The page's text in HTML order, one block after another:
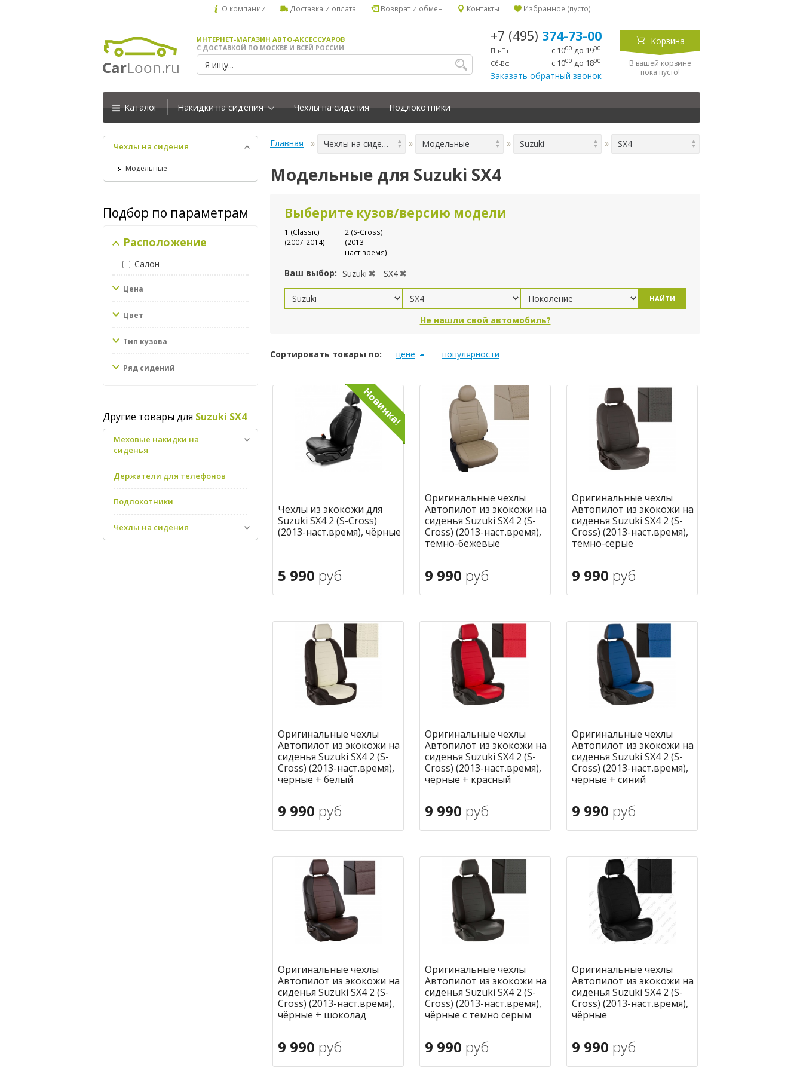
О компании Доставка и оплата Возврат и обмен Контакты Избранное (пусто)
ИНТЕРНЕТ-МАГАЗИН АВТО-АКСЕССУАРОВ
С ДОСТАВКОЙ ПО МОСКВЕ И ВСЕЙ РОССИИ
+7 (495) 374-73-00
Пн-Пт: с 1000 до 1900
Сб-Вс: с 1000 до 1800
Заказать обратный звонок
Корзина
В вашей корзине
пока пусто!
Каталог Накидки на сидения Чехлы на сидения Подлокотники
Чехлы на сидения
Модельные
Подбор по параметрам
Расположение
Салон
Цена
Цвет
Тип кузова
Ряд сидений
Другие товары для Suzuki SX4
Меховые накидки на
сиденья
Держатели для телефонов
Подлокотники
Чехлы на сидения
Главная Чехлы на сидения Модельные Suzuki SX4
Модельные для Suzuki SX4
Выберите кузов/версию модели
1 (Classic)
(2007-2014)
2 (S-Cross)
(2013-
наст.время)
Ваш выбор: Suzuki SX4
НАЙТИ
Не нашли свой автомобиль?
Сортировать товары по: цене популярности
Чехлы из экокожи для
Suzuki SX4 2 (S-Cross)
(2013-наст.время), чёрные
5 990 руб
В корзину
Оригинальные чехлы
Автопилот из экокожи на
сиденья Suzuki SX4 2 (S-
Cross) (2013-наст.время),
тёмно-бежевые
9 990 руб
В корзину
Оригинальные чехлы
Автопилот из экокожи на
сиденья Suzuki SX4 2 (S-
Cross) (2013-наст.время),
тёмно-серые
9 990 руб
В корзину
Оригинальные чехлы
Автопилот из экокожи на
сиденья Suzuki SX4 2 (S-
Cross) (2013-наст.время),
чёрные + белый
9 990 руб
Оригинальные чехлы
Автопилот из экокожи на
сиденья Suzuki SX4 2 (S-
Cross) (2013-наст.время),
чёрные + красный
9 990 руб
Оригинальные чехлы
Автопилот из экокожи на
сиденья Suzuki SX4 2 (S-
Cross) (2013-наст.время),
чёрные + синий
9 990 руб
Оригинальные чехлы
Автопилот из экокожи на
сиденья Suzuki SX4 2 (S-
Cross) (2013-наст.время),
чёрные + шоколад
9 990 руб
Оригинальные чехлы
Автопилот из экокожи на
сиденья Suzuki SX4 2 (S-
Cross) (2013-наст.время),
чёрные с темно серым
9 990 руб
Оригинальные чехлы
Автопилот из экокожи на
сиденья Suzuki SX4 2 (S-
Cross) (2013-наст.время),
чёрные
9 990 руб